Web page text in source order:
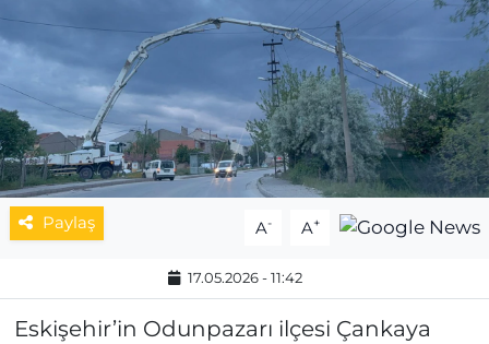
Paylaş A- A+
17.05.2026 - 11:42
Eskişehir’in Odunpazarı ilçesi Çankaya
ESKİŞEHİRSPOR